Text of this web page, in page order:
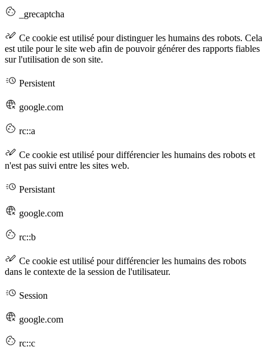
_grecaptcha
Ce cookie est utilisé pour distinguer les humains des robots. Cela
est utile pour le site web afin de pouvoir générer des rapports fiables
sur l'utilisation de son site.
Persistent
google.com
rc::a
Ce cookie est utilisé pour différencier les humains des robots et
n'est pas suivi entre les sites web.
Persistant
google.com
rc::b
Ce cookie est utilisé pour différencier les humains des robots
dans le contexte de la session de l'utilisateur.
Session
google.com
rc::c